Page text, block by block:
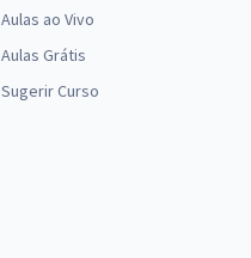
Aulas ao Vivo
Aulas Grátis
Sugerir Curso